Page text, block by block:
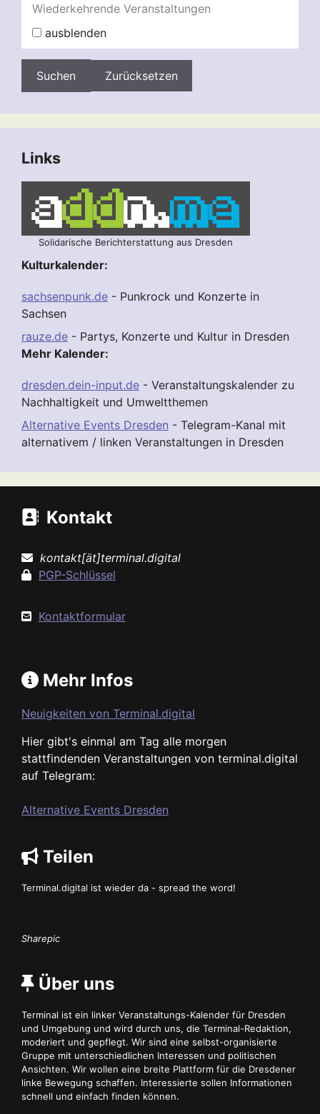
Wiederkehrende Veranstaltungen
ausblenden
Zurücksetzen
Links
Solidarische Berichterstattung aus Dresden
Kulturkalender:
sachsenpunk.de - Punkrock und Konzerte in
Sachsen
rauze.de - Partys, Konzerte und Kultur in Dresden
Mehr Kalender:
dresden.dein-input.de - Veranstaltungskalender zu
Nachhaltigkeit und Umweltthemen
Alternative Events Dresden - Telegram-Kanal mit
alternativem / linken Veranstaltungen in Dresden
Kontakt
kontakt[ät]terminal.digital
PGP-Schlüssel
Kontaktformular
Mehr Infos
Neuigkeiten von Terminal.digital
Hier gibt's einmal am Tag alle morgen
stattfindenden Veranstaltungen von terminal.digital
auf Telegram:
Alternative Events Dresden
Teilen
Terminal.digital ist wieder da - spread the word!
Sharepic
Über uns
Terminal ist ein linker Veranstaltungs-Kalender für Dresden
und Umgebung und wird durch uns, die Terminal-Redaktion,
moderiert und gepflegt. Wir sind eine selbst-organisierte
Gruppe mit unterschiedlichen Interessen und politischen
Ansichten. Wir wollen eine breite Plattform für die Dresdener
linke Bewegung schaffen. Interessierte sollen Informationen
schnell und einfach finden können.